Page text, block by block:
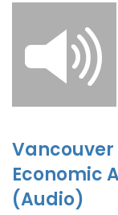
Economic
(Audio)